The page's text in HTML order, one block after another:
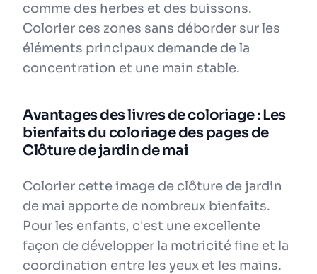
comme des herbes et des buissons.
Colorier ces zones sans déborder sur les
éléments principaux demande de la
concentration et une main stable.
Avantages des livres de coloriage : Les
bienfaits du coloriage des pages de
Clôture de jardin de mai
Colorier cette image de clôture de jardin
de mai apporte de nombreux bienfaits.
Pour les enfants, c'est une excellente
façon de développer la motricité fine et la
coordination entre les yeux et les mains.